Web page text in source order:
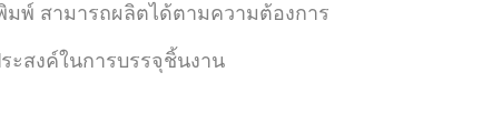
มพ์ สามารถผลิตได้ตามความต้องการ
ะสงค์ในการบรรจุชิ้นงาน